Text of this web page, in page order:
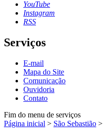
YouTube
Instagram
RSS
Serviços
E-mail
Mapa do Site
Comunicação
Ouvidoria
Contato
Fim do menu de serviços
Página inicial > São Sebastião >